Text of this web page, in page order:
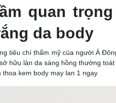
quan
da body
tiêu chí thẩm mỹ của người Á
hữu làn da sáng hồng thường
thoa kem body may lan 1 ngay